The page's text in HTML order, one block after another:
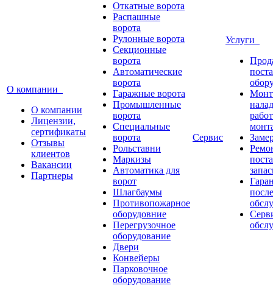
О компании
О компании
Лицензии,
сертификаты
Отзывы
клиентов
Вакансии
Партнеры
Откатные ворота
Распашные
ворота
Рулонные ворота
Секционные
ворота
Автоматические
ворота
Гаражные ворота
Промышленные
ворота
Специальные
ворота
Рольставни
Маркизы
Автоматика для
ворот
Шлагбаумы
Противопожарное
оборудовние
Перегрузочное
оборудование
Двери
Конвейеры
Парковочное
оборудование
Сервис
Услуги